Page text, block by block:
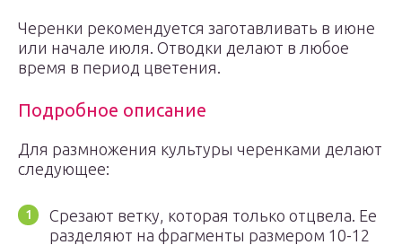
Черенки рекомендуется заготавливать в июне
или начале июля. Отводки делают в любое
время в период цветения.
Подробное описание
Для размножения культуры черенками делают
следующее:
Срезают ветку, которая только отцвела. Ее
разделяют на фрагменты размером 10-12